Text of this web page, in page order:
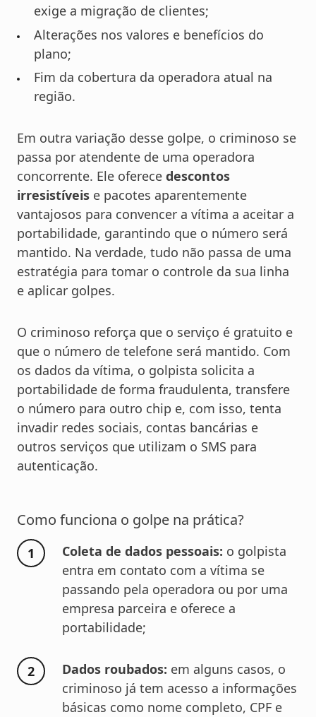
exige a migração de clientes;
Alterações nos valores e benefícios do
plano;
Fim da cobertura da operadora atual na
região.
Em outra variação desse golpe, o criminoso se
passa por atendente de uma operadora
concorrente. Ele oferece descontos
irresistíveis e pacotes aparentemente
vantajosos para convencer a vítima a aceitar a
portabilidade, garantindo que o número será
mantido. Na verdade, tudo não passa de uma
estratégia para tomar o controle da sua linha
e aplicar golpes.
O criminoso reforça que o serviço é gratuito e
que o número de telefone será mantido. Com
os dados da vítima, o golpista solicita a
portabilidade de forma fraudulenta, transfere
o número para outro chip e, com isso, tenta
invadir redes sociais, contas bancárias e
outros serviços que utilizam o SMS para
autenticação.
Como funciona o golpe na prática?
Coleta de dados pessoais: o golpista
entra em contato com a vítima se
passando pela operadora ou por uma
empresa parceira e oferece a
portabilidade;
Dados roubados: em alguns casos, o
criminoso já tem acesso a informações
básicas como nome completo, CPF e